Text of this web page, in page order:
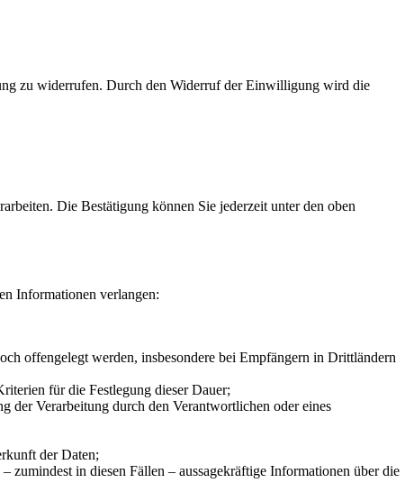
zu widerrufen. Durch den Widerruf der Einwilligung wird die
Die Bestätigung können Sie jederzeit unter den oben
Informationen verlangen:
offengelegt werden, insbesondere bei Empfängern in Drittländern
für die Festlegung dieser Dauer;
der Verarbeitung durch den Verantwortlichen oder eines
der Daten;
in diesen Fällen – aussagekräftige Informationen über die